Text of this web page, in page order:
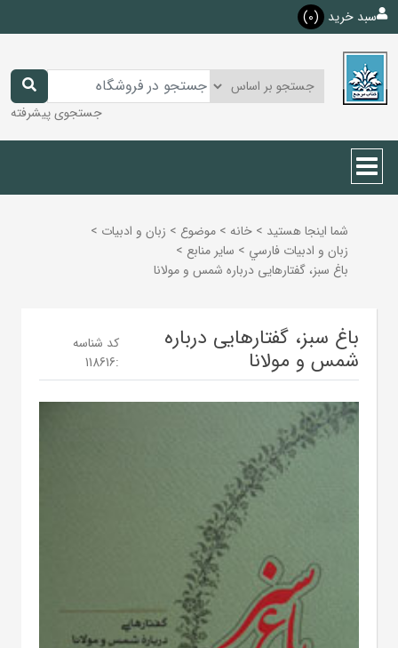
سبد خرید (0)
جستجوی پیشرفته
شما اینجا هستید > خانه > موضوع > زبان و ادبيات >
زبان و ادبيات فارسي > ساير منابع >
باغ سبز، گفتارهایی درباره شمس و مولانا
باغ سبز، گفتارهایی درباره
شمس و مولانا
کد شناسه
:
118616